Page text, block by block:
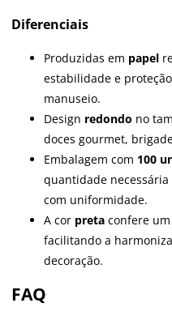
Diferenciais
Produzidas em papel
estabilidade e
manuseio.
Design redondo no
doces gourmet,
Embalagem com 100
quantidade
com uniformidade.
A cor preta confere
facilitando a
decoração.
FAQ